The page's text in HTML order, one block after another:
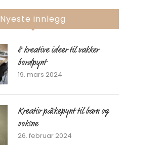
Nyeste innlegg
8 kreative ideer til vakker
bordpynt
19. mars 2024
Kreativ påskepynt til barn og
voksne
26. februar 2024